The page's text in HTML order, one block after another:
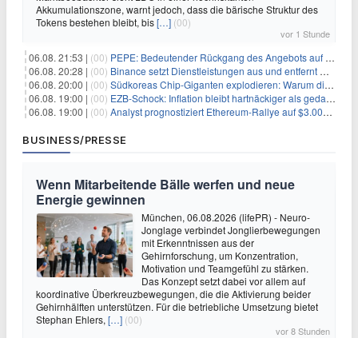
Akkumulationszone, warnt jedoch, dass die bärische Struktur des
Tokens bestehen bleibt, bis[…] (00)
vor 1 Stunde
06.08. 21:53 | (00) PEPE: Bedeutender Rückgang des Angebots auf Börsen – Was kommt als Nächstes?
06.08. 20:28 | (00) Binance setzt Dienstleistungen aus und entfernt mehrere Krypto-Paare: Wer ist betroffen?
06.08. 20:00 | (00) Südkoreas Chip-Giganten explodieren: Warum dieser Rekord-Tag die KI-Branche erschüttert
06.08. 19:00 | (00) EZB-Schock: Inflation bleibt hartnäckiger als gedacht – 2027 wird zum kritischen Test
06.08. 19:00 | (00) Analyst prognostiziert Ethereum-Rallye auf $3.000 nach entscheidendem On-Chain-Ausbruch
BUSINESS/PRESSE
Wenn Mitarbeitende Bälle werfen und neue
Energie gewinnen
München, 06.08.2026 (lifePR) - Neuro-
Jonglage verbindet Jonglierbewegungen
mit Erkenntnissen aus der
Gehirnforschung, um Konzentration,
Motivation und Teamgefühl zu stärken.
Das Konzept setzt dabei vor allem auf
koordinative Überkreuzbewegungen, die die Aktivierung beider
Gehirnhälften unterstützen. Für die betriebliche Umsetzung bietet
Stephan Ehlers, […] (00)
vor 8 Stunden